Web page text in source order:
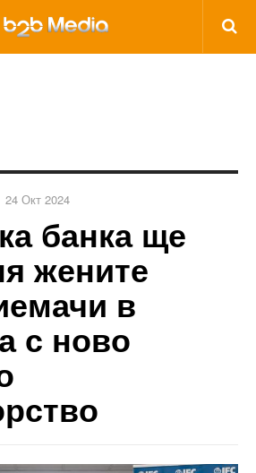
24 Окт 2024
банка ще
жените
в
с ново